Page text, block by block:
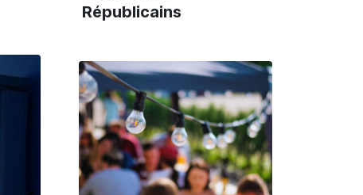
Républicains